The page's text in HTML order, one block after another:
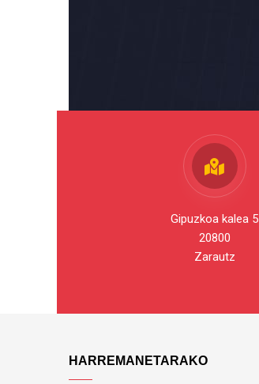
Gipuzkoa kalea 5
20800
Zarautz
HARREMANETARAKO